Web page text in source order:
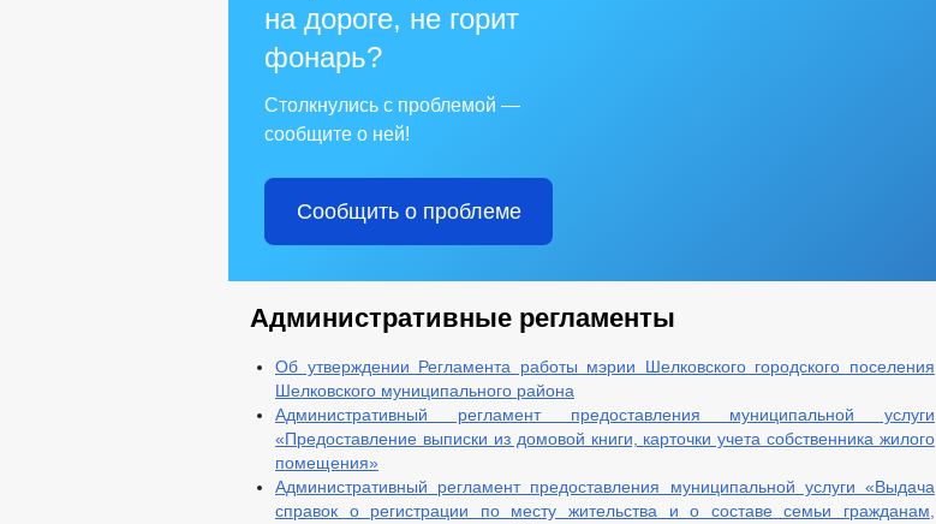
на дороге, не горит
фонарь?
Столкнулись с проблемой —
сообщите о ней!
Сообщить о проблеме
Административные регламенты
Об утверждении Регламента работы мэрии Шелковского городского поселения
Шелковского муниципального района
Административный регламент предоставления муниципальной услуги
«Предоставление выписки из домовой книги, карточки учета собственника жилого
помещения»
Административный регламент предоставления муниципальной услуги «Выдача
справок о регистрации по месту жительства и о составе семьи гражданам,